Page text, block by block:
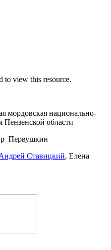
to view this resource.
мордовская национально-
Пензенской области
Первушкин
Ставицкий, Елена